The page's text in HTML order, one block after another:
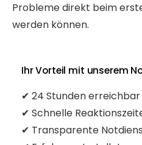
Probleme direkt beim
werden können.
Ihr Vorteil mit unserem
✔ 24 Stunden erreichbar
✔ Schnelle
✔ Transparente